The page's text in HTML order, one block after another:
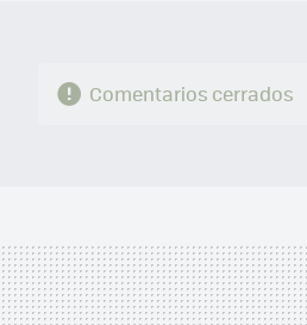
Comentarios cerrados